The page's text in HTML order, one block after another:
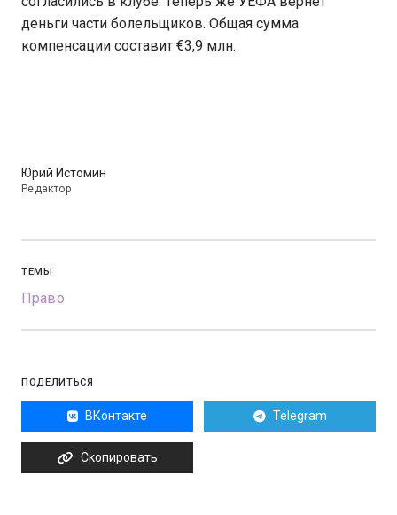
деньги части болельщиков. Общая сумма
компенсации составит €3,9 млн.
Юрий Истомин
Редактор
ТЕМЫ
Право
ПОДЕЛИТЬСЯ
ВКонтакте Telegram
Скопировать